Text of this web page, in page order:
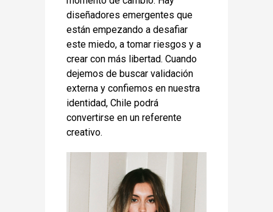
diseñadores emergentes que
están empezando a desafiar
este miedo, a tomar riesgos y a
crear con más libertad. Cuando
dejemos de buscar validación
externa y confiemos en nuestra
identidad, Chile podrá
convertirse en un referente
creativo.